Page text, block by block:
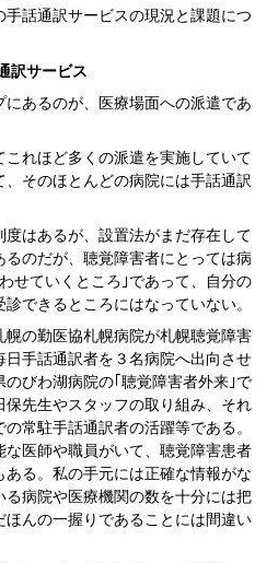
話通訳サービスの現況と課題につ
訳サービス
あるのが、医療場面への派遣であ
れほど多くの派遣を実施していて
そのほとんどの病院には手話通訳
はあるが、設置法がまだ存在して
のだが、聴覚障害者にとっては病
せていくところ｣であって、自分の
できるところにはなっていない。
の勤医協札幌病院が札幌聴覚障害
手話通訳者を３名病院へ出向させ
びわ湖病院の｢聴覚障害者外来｣で
先生やスタッフの取り組み、それ
常駐手話通訳者の活躍等である。
な医師や職員がいて、聴覚障害患者
る。私の手元には正確な情報がな
る病院や医療機関の数を十分には把
んの一握りであることには間違い